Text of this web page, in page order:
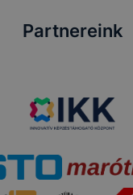
Partnereink